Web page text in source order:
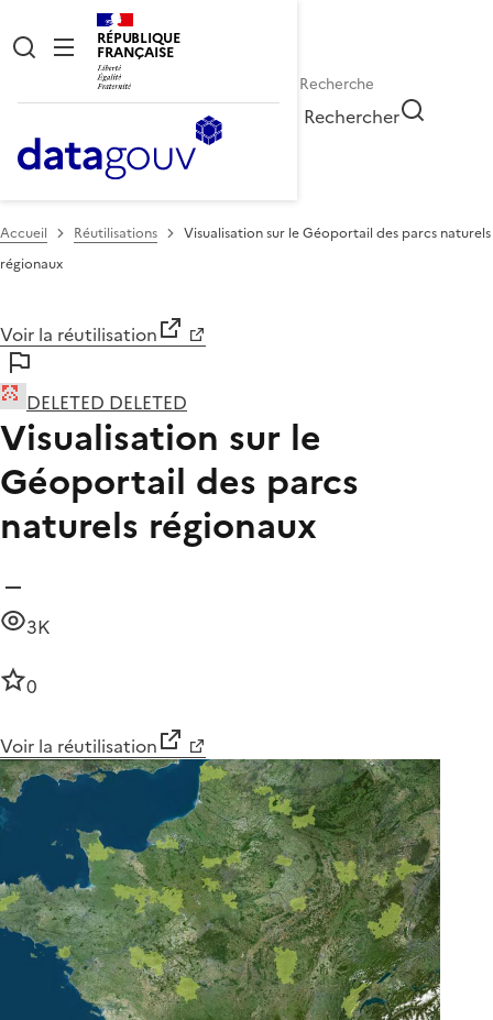
RÉPUBLIQUE
FRANÇAISE
Rechercher
Accueil Réutilisations
Visualisation sur le Géoportail des parcs naturels
régionaux
Voir la réutilisation
DELETED DELETED
Visualisation sur le
Géoportail des parcs
naturels régionaux
3K
0
Voir la réutilisation